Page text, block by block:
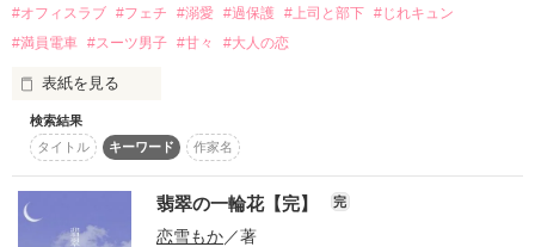
※フリー素材です。
#オフィスラブ #フェチ #溺愛 #過保護 #上司と部下 #じれキュン
#満員電車 #スーツ男子 #甘々 #大人の恋
表紙を見る
◆乾鞠乃（いぬい　まりの）25歳
黒鉄商事株式会社・エネルギー課で働く会社員
人混みが苦手。男性の「広い肩幅」が大好き
検索結果
タイトル
キーワード 作家名
翡翠の一輪花【完】 完
恋雪もか／著